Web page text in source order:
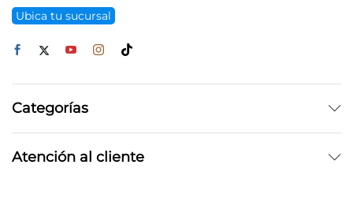
Ubica tu sucursal
Categorías
Atención al cliente